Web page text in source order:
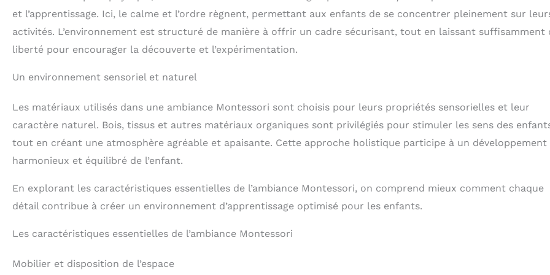
une table enfant avec 2
chaises assorties, idéal
pour créer un espace de
d’apprentissage
plus petits. TABLE
aux angles arrondis et
douces offrent un
environnement sûr et
une chambre ou une
RÉSISTANT ET FACILE À
VIVRE : La table enfant
est équipée d’un
hydrofugé qui résiste à
les activités créatives.
imagination 【Espace De
Rangement Puissant】
Table pour enfants avec
de la table peut
ranger des blocs et
autres objets. De larges
transformer facilement.
Après l'utilisation, il
suffit de déplacer les
et l’apprentissage. Ici, le calme et l’ordre règnent, permettant aux enfants de se concentrer pleinement sur
activités. L’environnement est structuré de manière à offrir un cadre sécurisant, tout en laissant suffisamment
liberté pour encourager la découverte et l’expérimentation.
Un environnement sensoriel et naturel
Les matériaux utilisés dans une ambiance Montessori sont choisis pour leurs propriétés sensorielles et leur
caractère naturel. Bois, tissus et autres matériaux organiques sont privilégiés pour stimuler les sens des
tout en créant une atmosphère agréable et apaisante. Cette approche holistique participe à un développement
harmonieux et équilibré de l’enfant.
En explorant les caractéristiques essentielles de l’ambiance Montessori, on comprend mieux comment chaque
détail contribue à créer un environnement d’apprentissage optimisé pour les enfants.
Les caractéristiques essentielles de l’ambiance Montessori
Mobilier et disposition de l’espace